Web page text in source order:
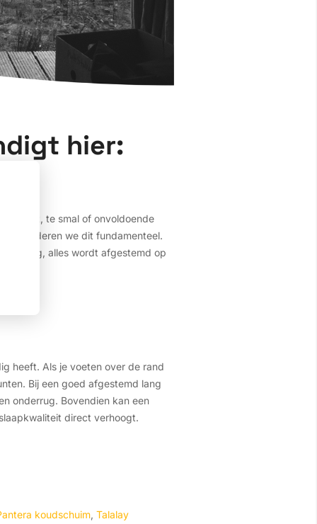
hier:
Te kort, te smal of onvoldoende
veranderen we dit fundamenteel.
alles wordt afgestemd op
heeft. Als je voeten over de rand
Bij een goed afgestemd lang
onderrug. Bovendien kan een
direct verhoogt.
koudschuim, Talalay